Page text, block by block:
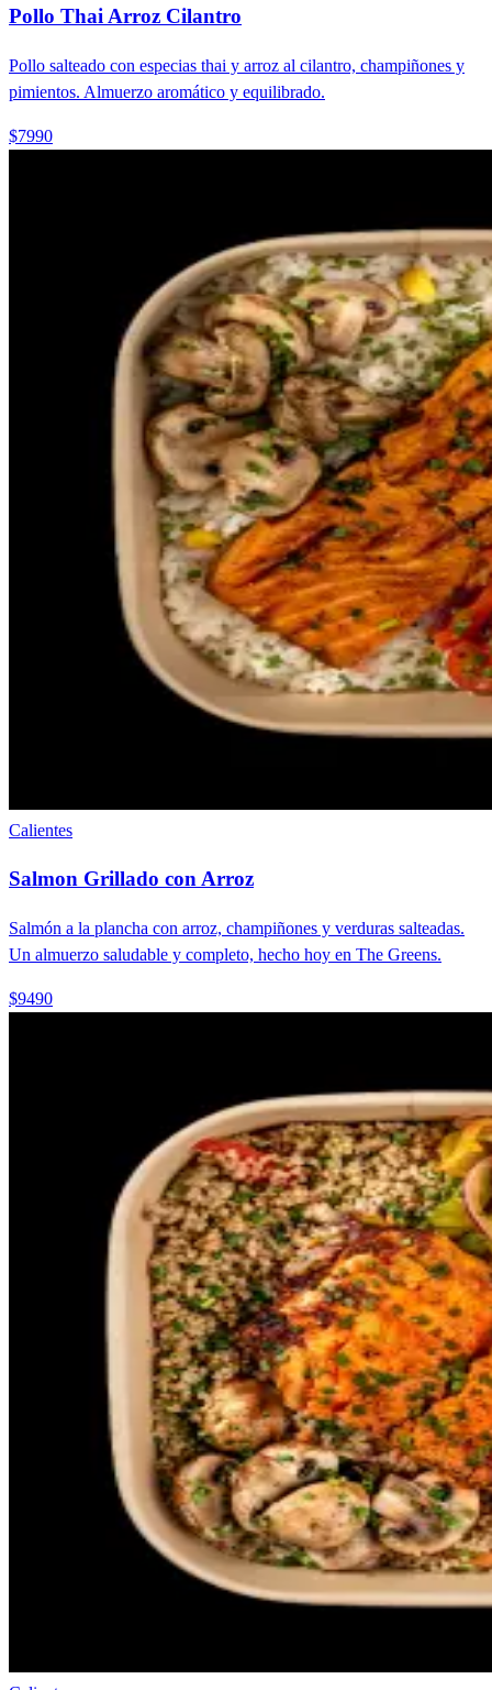
Pollo Thai Arroz Cilantro
Pollo salteado con especias thai y arroz al cilantro, champiñones y
pimientos. Almuerzo aromático y equilibrado.
$7990
Calientes
Salmon Grillado con Arroz
Salmón a la plancha con arroz, champiñones y verduras salteadas.
Un almuerzo saludable y completo, hecho hoy en The Greens.
$9490